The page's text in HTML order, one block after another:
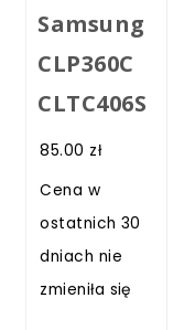
Samsung
CLP360C
CLTC406S
85.00 zł
Cena w
ostatnich 30
dniach nie
zmieniła się